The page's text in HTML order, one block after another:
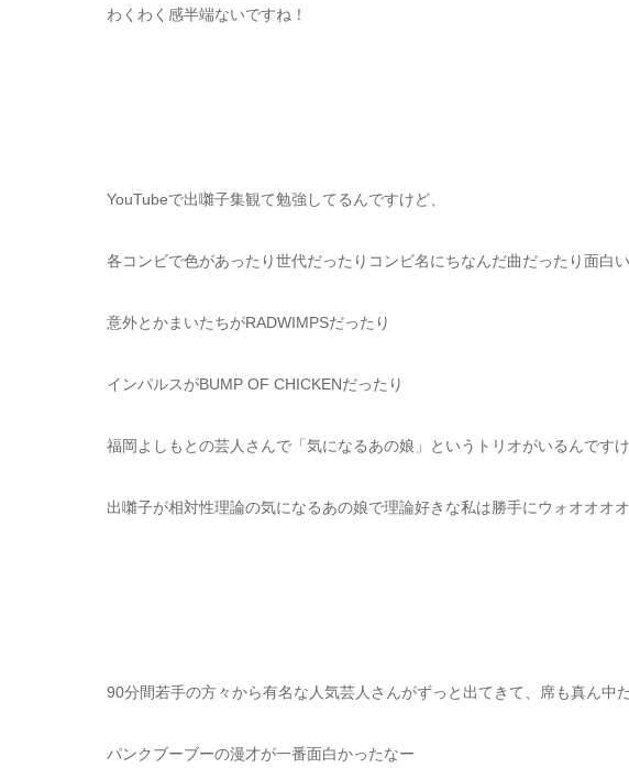
わくわく感半端ないですね！
YouTubeで出囃子集観て勉強してるんですけど、
各コンビで色があったり世代だったりコンビ名にちなんだ曲だったり面白い
意外とかまいたちがRADWIMPSだったり
インパルスがBUMP OF CHICKENだったり
福岡よしもとの芸人さんで「気になるあの娘」というトリオがいるんですけ
出囃子が相対性理論の気になるあの娘で理論好きな私は勝手にウォオオオ
90分間若手の方々から有名な人気芸人さんがずっと出てきて、席も真ん中
パンクブーブーの漫才が一番面白かったなー